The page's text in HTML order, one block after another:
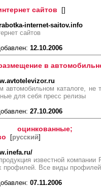
сайтов []
internet-saitov.info
сайтов
12.10.2006
в
автомобильном каталоге,
для себя пресс релизы
27.10.2006
оцинкованные;
[русский]
известной
профилей. Все виды
07.11.2006